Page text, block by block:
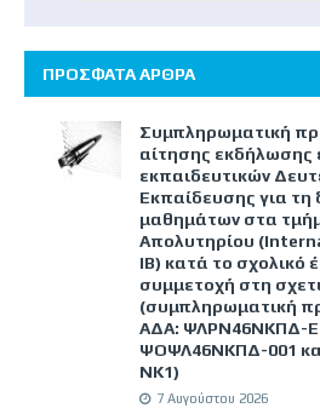
ΠΡΟΣΦΑΤΑ ΑΡΘΡΑ
Συμπληρωματική
αίτησης εκδήλωσης
εκπαιδευτικών
Εκπαίδευσης για τη
μαθημάτων στα
Απολυτηρίου
IB) κατά το σχολικό
συμμετοχή στη
(συμπληρωματική
ΑΔΑ: ΨΛΡΝ46ΝΚΠΔ-
ΨΟΨΛ46ΝΚΠΔ-001
ΝΚ1)
7 Αυγούστου 2026